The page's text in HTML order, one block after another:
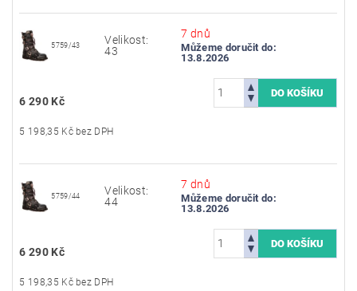
5759/43
Velikost:
43
7 dnů
Můžeme doručit do:
13.8.2026
6 290 Kč
5 198,35 Kč bez DPH
5759/44
Velikost:
44
7 dnů
Můžeme doručit do:
13.8.2026
6 290 Kč
5 198,35 Kč bez DPH